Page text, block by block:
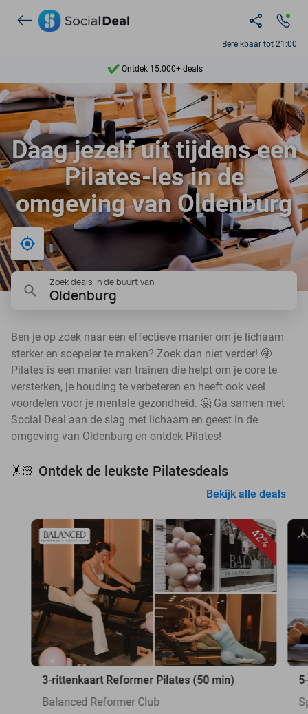
Bereikbaar tot 21:00
Ontdek 15.000+ deals
7 dagen per week beschikbaar
10+ miljoen leden
9,4
Ontdek 15.000+ deals
Daag jezelf uit tijdens een
Pilates-les in de
omgeving van Oldenburg
Bij mij in de buurt
Zoek deals in de buurt van
Oldenburg
Ben je op zoek naar een effectieve manier om je lichaam
sterker en soepeler te maken? Zoek dan niet verder! 🤩
Pilates is een manier van trainen die helpt om je core te
versterken, je houding te verbeteren en heeft ook veel
voordelen voor je mentale gezondheid. 🤗 Ga samen met
Social Deal aan de slag met lichaam en geest in de
omgeving van Oldenburg en ontdek Pilates!
🤸🏻 Ontdek de leukste Pilatesdeals
Bekijk alle deals
42%
3-rittenkaart Reformer Pilates (50 min)
Balanced Reformer Club